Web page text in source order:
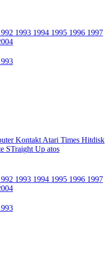
1993 1994 1995 1996 1997
Kontakt Atari Times Hitdisk
STraight Up atos
1993 1994 1995 1996 1997